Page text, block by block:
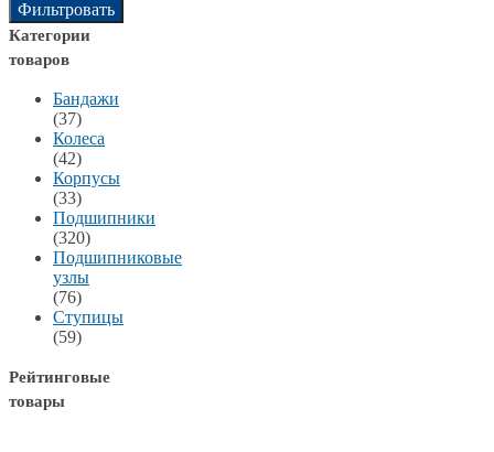
Фильтровать
Категории
товаров
Бандажи
(37)
Колеса
(42)
Корпусы
(33)
Подшипники
(320)
Подшипниковые
узлы
(76)
Ступицы
(59)
Рейтинговые
товары